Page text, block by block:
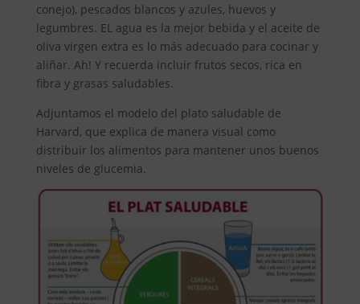
conejo), pescados blancos y azules, huevos y
legumbres. EL agua es la mejor bebida y el aceite de
oliva virgen extra es lo más adecuado para cocinar y
aliñar. Ah! Y recuerda incluir frutos secos, rica en
fibra y grasas saludables.
Adjuntamos el modelo del plato saludable de
Harvard, que explica de manera visual como
distribuir los alimentos para mantener unos buenos
niveles de glucemia.